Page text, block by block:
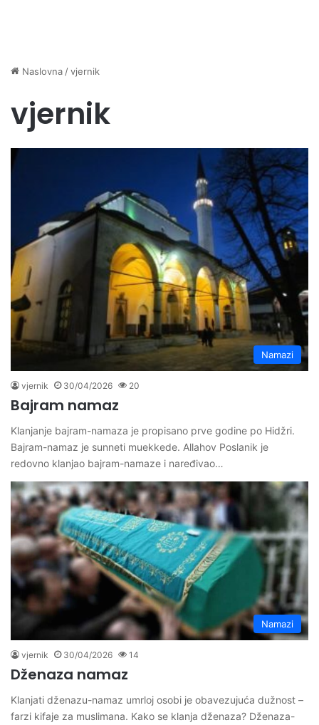
Naslovna /vjernik
vjernik
Namazi
vjernik 30/04/2026 20
Bajram namaz
Klanjanje bajram-namaza je propisano prve godine po Hidžri.
Bajram-namaz je sunneti muekkede. Allahov Poslanik je
redovno klanjao bajram-namaze i naređivao…
Namazi
vjernik 30/04/2026 14
Dženaza namaz
Klanjati dženazu-namaz umrloj osobi je obavezujuća dužnost –
farzi kifaje za muslimana. Kako se klanja dženaza? Dženaza-